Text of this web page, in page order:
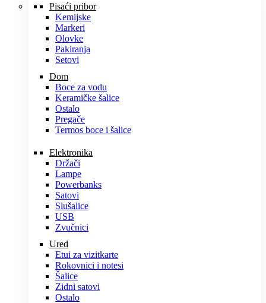
Pisaći pribor
Kemijske
Markeri
Olovke
Pakiranja
Setovi
Dom
Boce za vodu
Keramičke šalice
Ostalo
Pregače
Termos boce i šalice
Elektronika
Držači
Lampe
Powerbanks
Satovi
Slušalice
USB
Zvučnici
Ured
Etui za vizitkarte
Rokovnici i notesi
Šalice
Zidni satovi
Ostalo